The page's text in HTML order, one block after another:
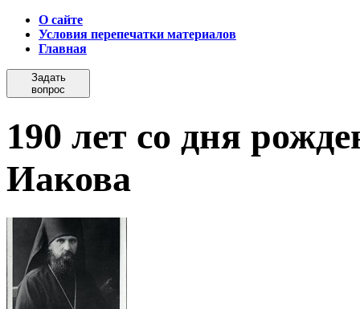
О сайте
Условия перепечатки материалов
Главная
Задать
вопрос
190 лет со дня
Иакова